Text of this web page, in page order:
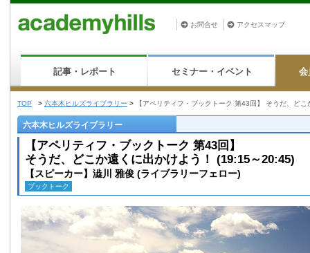
お問合せ アクセスマップ
記事・レポート セミナー・イベント 会
TOP > 六本木ヒルズライブラリー > 【アペリティフ・ブックトーク 第43回】 そうだ、ど
六本木ヒルズライブラリー
【アペリティフ・ブックトーク 第43回】
そうだ、どこか遠くに出かけよう！ (19:15～20:45)
【スピーカー】澁川 雅俊 (ライブラリーフェロー)
ブックトーク